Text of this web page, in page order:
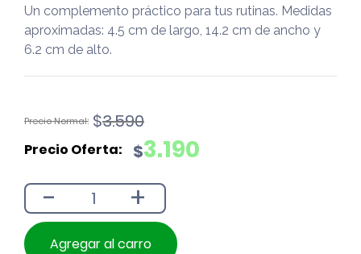
Un complemento práctico para tus rutinas. Medidas
aproximadas: 4.5 cm de largo, 14.2 cm de ancho y
6.2 cm de alto.
$3.590
El
original
$3.590.
$3.190
El
actual
$3.190.
- +
Agregar al carro